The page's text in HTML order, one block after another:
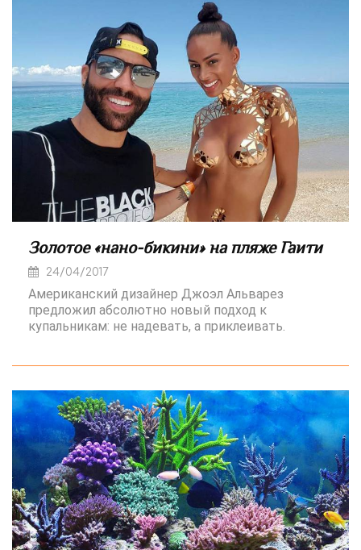
Золотое «нано-бикини» на пляже Гаити
24/04/2017
Американский дизайнер Джоэл Альварез
предложил абсолютно новый подход к
купальникам: не надевать, а приклеивать.